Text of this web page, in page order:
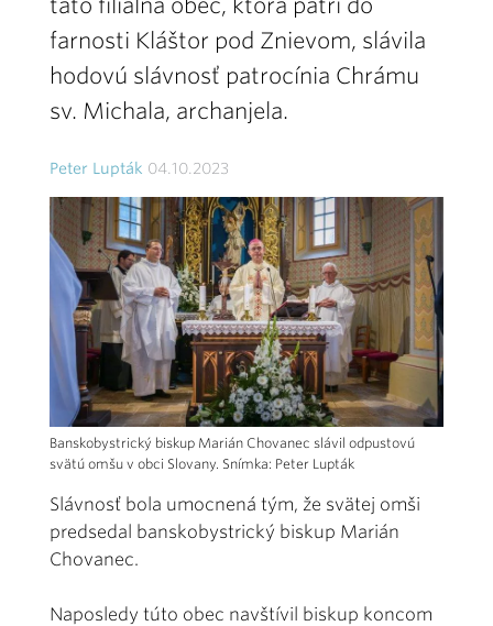
táto filiálna obec, ktorá patrí do
farnosti Kláštor pod Znievom, slávila
hodovú slávnosť patrocínia Chrámu
sv. Michala, archanjela.
Peter Lupták 04.10.2023
Banskobystrický biskup Marián Chovanec slávil odpustovú
svätú omšu v obci Slovany. Snímka: Peter Lupták
Slávnosť bola umocnená tým, že svätej omši
predsedal banskobystrický biskup Marián
Chovanec.
Naposledy túto obec navštívil biskup koncom